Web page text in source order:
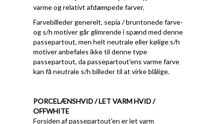
varme og relativt afdæmpede farver.
Farvebilleder generelt, sepia / bruntonede farve-
og s/h motiver går glimrende i spænd med denne
passepartout, men helt neutrale eller kølige s/h
motiver anbefales ikke til denne type
passepartout, da passepartout'ens varme farve
kan få neutrale s/h billeder til at virke blålige.
PORCELÆNSHVID / LET VARM HVID /
OFFWHITE
Forsiden af passepartout'en er let varm